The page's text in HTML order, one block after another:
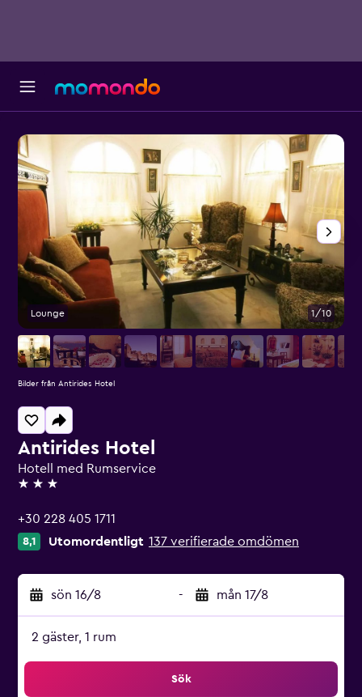
Antirides Hotel
Hotell med Rumservice
3 stjärnor
+30 228 405 1711
8,1 Utomordentligt 137 verifierade omdömen
sön 16/8 - mån 17/8
2 gäster, 1 rum
Sök
Lounge 1/10
Bilder från Antirides Hotel